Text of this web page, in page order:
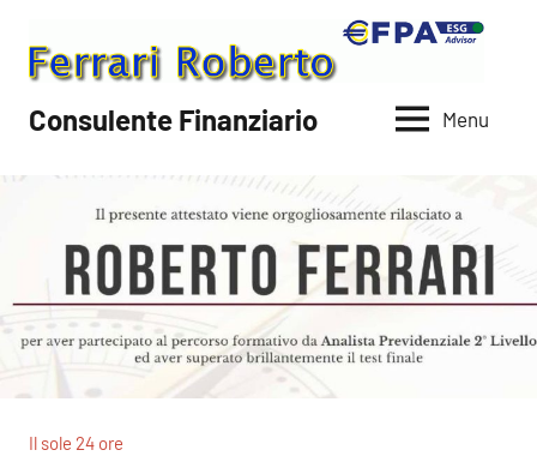
contenuto
Consulente Finanziario Menu
Il sole 24 ore